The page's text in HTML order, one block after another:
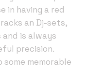
in having a red
an Dj-sets,
is always
precision.
memorable